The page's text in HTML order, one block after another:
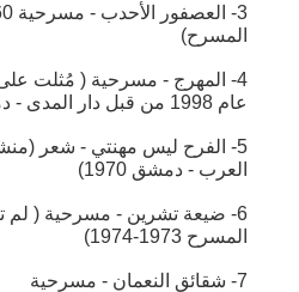
المسرح)
عام 1998 من قبل دار المدى - دمشق )
5- الفرح ليس مهنتي - شعر
العرب - دمشق 1970)
6- ضيعة تشرين - مسرحية ( لم
المسرح 1973-1974)
7- شقائق النعمان - مسرحية